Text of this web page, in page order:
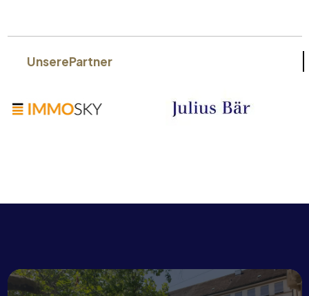
UnserePartner